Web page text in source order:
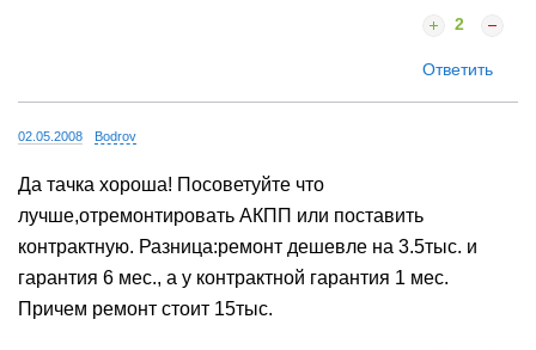
2
Ответить
02.05.2008 Bodrov
Да тачка хороша! Посоветуйте что
лучше,отремонтировать АКПП или поставить
контрактную. Разница:ремонт дешевле на 3.5тыс. и
гарантия 6 мес., а у контрактной гарантия 1 мес.
Причем ремонт стоит 15тыс.